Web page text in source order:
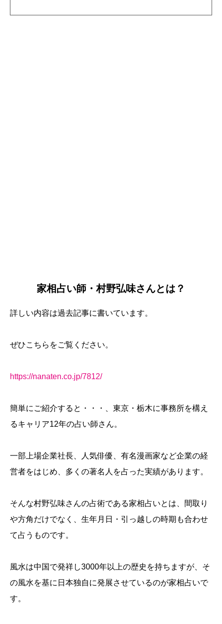
家相占い師・村野弘味さんとは？
詳しい内容は過去記事に書いています。
ぜひこちらをご覧ください。
https://nanaten.co.jp/7812/
簡単にご紹介すると・・・、東京・栃木に事務所を構え
るキャリア12年の占い師さん。
一部上場企業社長、人気俳優、有名漫画家など企業の経
営者をはじめ、多くの著名人を占った実績があります。
そんな村野弘味さんの占術である家相占いとは、間取り
や方角だけでなく、生年月日・引っ越しの時期も合わせ
て占うものです。
風水は中国で発祥し3000年以上の歴史を持ちますが、そ
の風水を基に日本独自に発展させているのが家相占いで
す。